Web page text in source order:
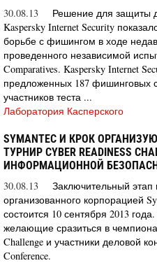
30.08.13
Решение для защиты
Kaspersky Internet Security
борьбе с фишингом в ходе
проведенного независимой
Comparatives. Kaspersky Internet
предложенных 187 фишинговых
участников теста ...
Лаборатория Касперского
SYMANTEC И КРОК
ТУРНИР CYBER READINESS
ИНФОРМАЦИОННОЙ
30.08.13
Заключительный этап
организованного корпорацией
состоится 10 сентября 2013
желающие сразиться в
Challenge и участники деловой
Conference.